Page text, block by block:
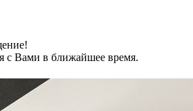
с Вами в ближайшее время.